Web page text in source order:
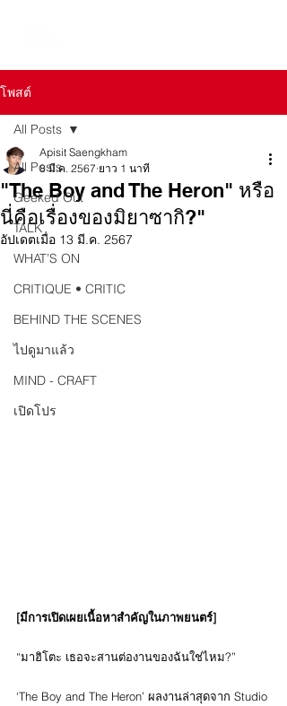
โพสต์
All Posts
Geeked Out
TALK
WHAT’S ON
CRITIQUE • CRITIC
BEHIND THE SCENES
ไปดูมาแล้ว
MIND - CRAFT
เปิดโปร
All Posts
"The Boy and The Heron" หรือ
นี่คือเรื่องของมิยาซากิ?"
Apisit Saengkham
8 มี.ค. 2567 ยาว 1 นาที
อัปเดตเมื่อ 13 มี.ค. 2567
[มีการเปิดเผยเนื้อหาสำคัญในภาพยนตร์]
“มาฮิโตะ เธอจะสานต่องานของฉันใช่ไหม?”
‘The Boy and The Heron’ ผลงานล่าสุดจาก Studio